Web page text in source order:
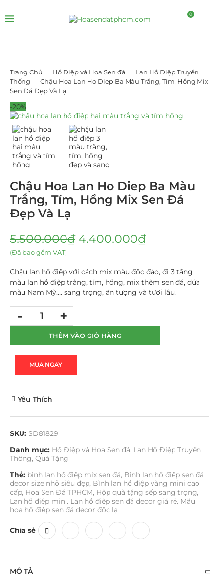
0
Trang Chủ Hồ Điệp và Hoa Sen đá
Lan Hồ Điệp Truyền
Thống
Chậu Hoa Lan Ho Diep Ba Màu Trắng, Tím, Hồng Mix
Sen Đá Đẹp Và Lạ
-20%
Chậu Hoa Lan Ho Diep Ba Màu
Trắng, Tím, Hồng Mix Sen Đá
Đẹp Và Lạ
5.500.000₫ 4.400.000₫
(Đã bao gồm VAT)
Chậu lan hồ điệp với cách mix màu độc đáo, đi 3 tầng
màu lan hồ điệp trắng, tím, hồng, mix thêm sen đá, dứa
màu Nam Mỹ…. sang trọng, ấn tượng và tươi lâu.
THÊM VÀO GIỎ HÀNG
MUA NGAY
Yêu Thích
SKU: SD81829
Danh mục: Hồ Điệp và Hoa Sen đá, Lan Hồ Điệp Truyền
Thống, Quà Tặng
Thẻ: bình lan hồ điệp mix sen đá, Bình lan hồ điệp sen đá
decor size nhỏ siêu đẹp, Bình lan hồ điệp vàng mini cao
cấp, Hoa Sen Đá TPHCM, Hộp quà tặng sếp sang trọng,
Lan hồ điệp mini, Lan hồ điệp sen đá decor giá rẻ, Mẫu
hoa hồ điệp sen đá decor độc lạ
Chia sẻ
MÔ TẢ